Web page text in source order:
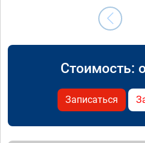
Стоимость:
Записаться